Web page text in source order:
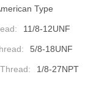
Type
11/8-12UNF
5/8-18UNF
1/8-27NPT